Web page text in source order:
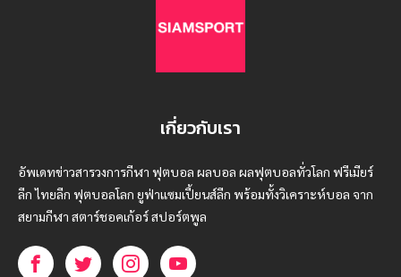
เกี่ยวกับเรา
อัพเดทข่าวสารวงการกีฬา ฟุตบอล ผลบอล ผลฟุตบอลทั่วโลก ฟรีเมียร์
ลีก ไทยลีก ฟุตบอลโลก ยูฟ่าแซมเปี้ยนส์ลีก พร้อมทั้งวิเคราะห์บอล จาก
สยามกีฬา สตาร์ชอคเก้อร์ สปอร์ตพูล